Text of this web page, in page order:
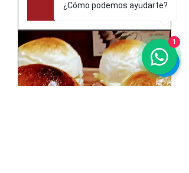
Agregar al carrito
¿Cómo podemos ayudarte?
1